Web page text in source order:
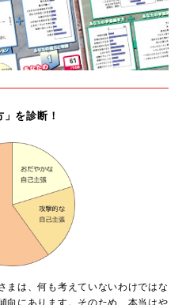
」を診断！
まは、何も考えていないわけではな
向にあります。そのため、本当はや